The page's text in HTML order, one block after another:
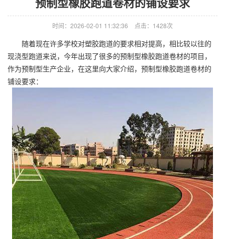
时间：2026-02-01 11:32:36 点击：1428次
随着现在许多学校对塑胶跑道的要求相对提高，相比较以往的
现浇型跑道来说，今年出现了很多的预制型橡胶跑道卷材的项目，
作为预制型生产企业，在这里向大家介绍，预制型橡胶跑道卷材的
铺设要求：